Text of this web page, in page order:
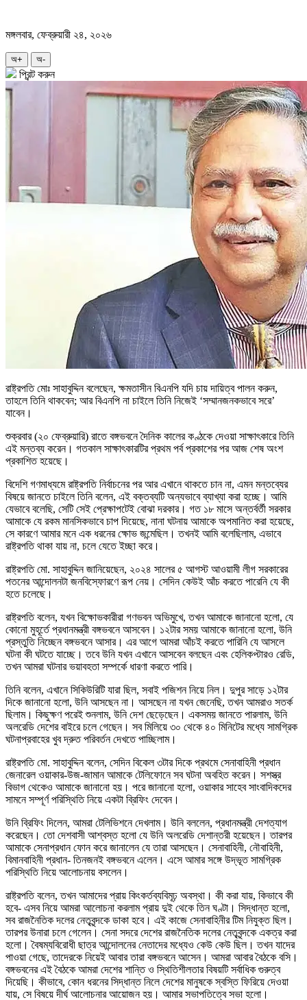
মঙ্গলবার, ফেব্রুয়ারী ২৪, ২০২৬
অ+ অ-
প্রিন্ট করুন
রাষ্ট্রপতি মোঃ সাহাবুদ্দিন বলেছেন, ক্ষমতাসীন বিএনপি যদি চায় দায়িত্ব পালন করুন,
তাহলে তিনি থাকবেন; আর বিএনপি না চাইলে তিনি নিজেই ‘সম্মানজনকভাবে সরে’
যাবেন।
শুক্রবার (২০ ফেব্রুয়ারি) রাতে বঙ্গভবনে দৈনিক কালের কণ্ঠকে দেওয়া সাক্ষাৎকারে তিনি
এই মন্তব্য করেন। গতকাল সাক্ষাৎকারটির প্রথম পর্ব প্রকাশের পর আজ শেষ অংশ
প্রকাশিত হয়েছে।
বিদেশি গণমাধ্যমে রাষ্ট্রপতি নির্বাচনের পর আর এখানে থাকতে চান না, এমন মন্তব্যের
বিষয়ে জানতে চাইলে তিনি বলেন, এই বক্তব্যটি অন্যভাবে ব্যাখ্যা করা হচ্ছে। আমি
যেভাবে বলেছি, সেটি সেই প্রেক্ষাপটেই বোঝা দরকার। গত ১৮ মাসে অন্তর্বর্তী সরকার
আমাকে যে রকম মানসিকভাবে চাপ দিয়েছে, নানা ঘটনায় আমাকে অপমানিত করা হয়েছে,
সে কারণে আমার মনে এক ধরনের ক্ষোভ জন্মেছিল। তখনই আমি বলেছিলাম, এভাবে
রাষ্ট্রপতি থাকা যায় না, চলে যেতে ইচ্ছা করে।
রাষ্ট্রপতি মো. সাহাবুদ্দিন জানিয়েছেন, ২০২৪ সালের ৫ আগস্ট আওয়ামী লীগ সরকারের
পতনের আন্দোলনটা জনবিস্ফোরণে রূপ নেয়। সেদিন কেউই আঁচ করতে পারেনি যে কী
হতে চলেছে।
রাষ্ট্রপতি বলেন, যখন বিক্ষোভকারীরা গণভবন অভিমুখে, তখন আমাকে জানানো হলো, যে
কোনো মুহূর্তে প্রধানমন্ত্রী বঙ্গভবনে আসবেন। ১২টার সময় আমাকে জানানো হলো, উনি
প্রস্তুতি নিচ্ছেন বঙ্গভবনে আসার। এর আগে আমরা আঁচই করতে পারিনি যে আসলে
ঘটনা কী ঘটতে যাচ্ছে। তবে উনি যখন এখানে আসবেন বলছেন এবং হেলিকপ্টারও রেডি,
তখন আমরা ঘটনার ভয়াবহতা সম্পর্কে ধারণা করতে পারি।
তিনি বলেন, এখানে সিকিউরিটি যারা ছিল, সবাই পজিশন নিয়ে নিল। দুপুর সাড়ে ১২টার
দিকে জানানো হলো, উনি আসছেন না। আসছেন না যখন জেনেছি, তখন আমরাও সতর্ক
ছিলাম। কিছুক্ষণ পরেই শুনলাম, উনি দেশ ছেড়েছেন। একসময় জানতে পারলাম, উনি
অলরেডি দেশের বাইরে চলে গেছেন। সব মিলিয়ে ৩০ থেকে ৪০ মিনিটের মধ্যে সামগ্রিক
ঘটনাপ্রবাহের খুব দ্রুত পরিবর্তন দেখতে পাচ্ছিলাম।
রাষ্ট্রপতি মো. সাহাবুদ্দিন বলেন, সেদিন বিকেল ৩টার দিকে প্রথমে সেনাবাহিনী প্রধান
জেনারেল ওয়াকার-উজ-জামান আমাকে টেলিফোনে সব ঘটনা অবহিত করেন। সশস্ত্র
বিভাগ থেকেও আমাকে জানানো হয়। পরে জানানো হলো, ওয়াকার সাহেব সাংবাদিকদের
সামনে সম্পূর্ণ পরিস্থিতি নিয়ে একটা ব্রিফিং দেবেন।
উনি ব্রিফিং দিলেন, আমরা টেলিভিশনে দেখলাম। উনি বললেন, প্রধানমন্ত্রী দেশত্যাগ
করেছেন। তো দেশবাসী আশ্বস্ত হলো যে উনি অলরেডি দেশান্তরী হয়েছেন। তারপর
আমাকে সেনাপ্রধান ফোন করে জানালেন যে তারা আসছেন। সেনাবাহিনী, নৌবাহিনী,
বিমানবাহিনী প্রধান- তিনজনই বঙ্গভবনে এলেন। এসে আমার সঙ্গে উদ্ভূত সামগ্রিক
পরিস্থিতি নিয়ে আলোচনায় বসলেন।
রাষ্ট্রপতি বলেন, তখন আমাদের প্রায় কিংকর্তব্যবিমূঢ় অবস্থা। কী করা যায়, কিভাবে কী
হবে- এসব নিয়ে আমরা আলোচনা করলাম প্রায় দুই থেকে তিন ঘণ্টা। সিদ্ধান্ত হলো,
সব রাজনৈতিক দলের নেতৃবৃন্দকে ডাকা হবে। এই কাজে সেনাবাহিনীর টিম নিযুক্ত ছিল।
তারপর উনারা চলে গেলেন। সেনা সদরে দেশের রাজনৈতিক দলের নেতৃবৃন্দকে একত্র করা
হলো। বৈষম্যবিরোধী ছাত্র আন্দোলনের নেতাদের মধ্যেও কেউ কেউ ছিল। তখন যাদের
পাওয়া গেছে, তাদেরকে নিয়েই আবার তারা বঙ্গভবনে আসেন। আমরা আবার বৈঠকে বসি।
বঙ্গভবনের এই বৈঠকে আমরা দেশের শান্তি ও স্থিতিশীলতার বিষয়টি সর্বাধিক গুরুত্ব
দিয়েছি। কীভাবে, কোন ধরনের সিদ্ধান্ত নিলে দেশের মানুষকে স্বস্তি ফিরিয়ে দেওয়া
যায়, সে বিষয়ে দীর্ঘ আলোচনার আয়োজন হয়। আমার সভাপতিত্বে সভা হলো।